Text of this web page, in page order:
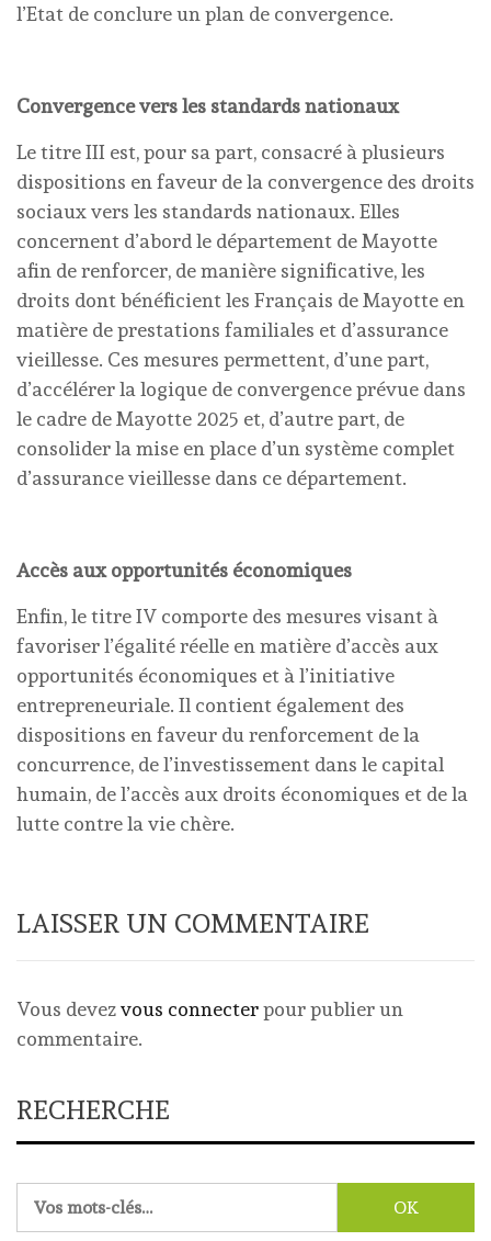
l’Etat de conclure un plan de convergence.
Convergence vers les standards nationaux
Le titre III est, pour sa part, consacré à plusieurs
dispositions en faveur de la convergence des droits
sociaux vers les standards nationaux. Elles
concernent d’abord le département de Mayotte
afin de renforcer, de manière significative, les
droits dont bénéficient les Français de Mayotte en
matière de prestations familiales et d’assurance
vieillesse. Ces mesures permettent, d’une part,
d’accélérer la logique de convergence prévue dans
le cadre de Mayotte 2025 et, d’autre part, de
consolider la mise en place d’un système complet
d’assurance vieillesse dans ce département.
Accès aux opportunités économiques
Enfin, le titre IV comporte des mesures visant à
favoriser l’égalité réelle en matière d’accès aux
opportunités économiques et à l’initiative
entrepreneuriale. Il contient également des
dispositions en faveur du renforcement de la
concurrence, de l’investissement dans le capital
humain, de l’accès aux droits économiques et de la
lutte contre la vie chère.
LAISSER UN COMMENTAIRE
Vous devezvous connecterpour publier un
commentaire.
RECHERCHE